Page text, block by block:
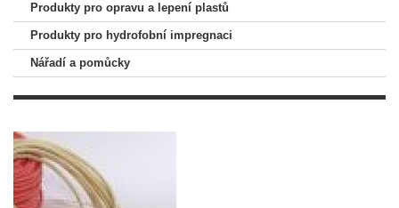
Produkty pro opravu a lepení plastů
Produkty pro hydrofobní impregnaci
Nářadí a pomůcky